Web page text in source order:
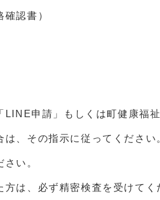
認書）
申請」もしくは町健康福
、その指示に従ってください
い。
は、必ず精密検査を受けてく